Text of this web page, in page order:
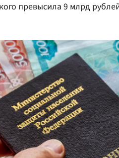
превысила 9 млрд